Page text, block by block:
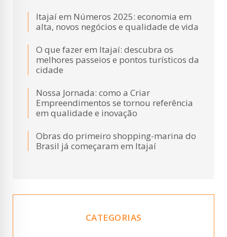
Itajaí em Números 2025: economia em
alta, novos negócios e qualidade de vida
O que fazer em Itajaí: descubra os
melhores passeios e pontos turísticos da
cidade
Nossa Jornada: como a Criar
Empreendimentos se tornou referência
em qualidade e inovação
Obras do primeiro shopping-marina do
Brasil já começaram em Itajaí
CATEGORIAS